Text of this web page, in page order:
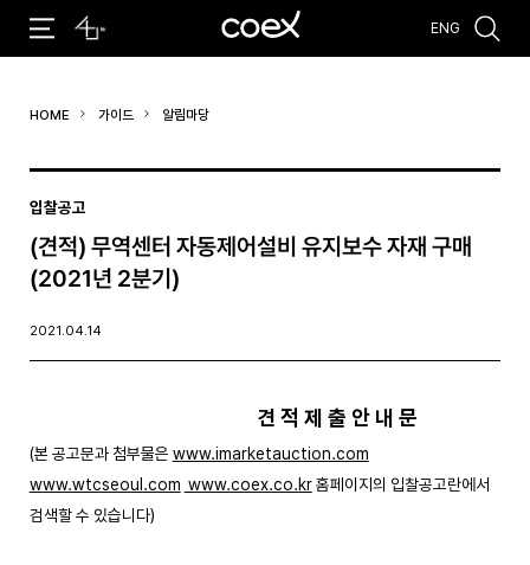
#코엑스 전시 #행사
ENG
HOME 가이드 알림마당
입찰공고
(견적) 무역센터 자동제어설비 유지보수 자재 구매
(2021년 2분기)
2021.04.14
견 적 제 출 안 내 문
(본 공고문과 첨부물은 www.imarketauction.com
www.wtcseoul.com www.coex.co.kr홈페이지의 입찰공고란에서
검색할 수 있습니다)